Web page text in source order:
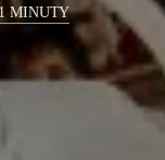
MINUTY